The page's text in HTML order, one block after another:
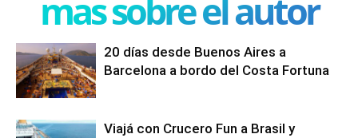
mas sobre el autor
20 días desde Buenos Aires a
Barcelona a bordo del Costa Fortuna
Viajá con Crucero Fun a Brasil y